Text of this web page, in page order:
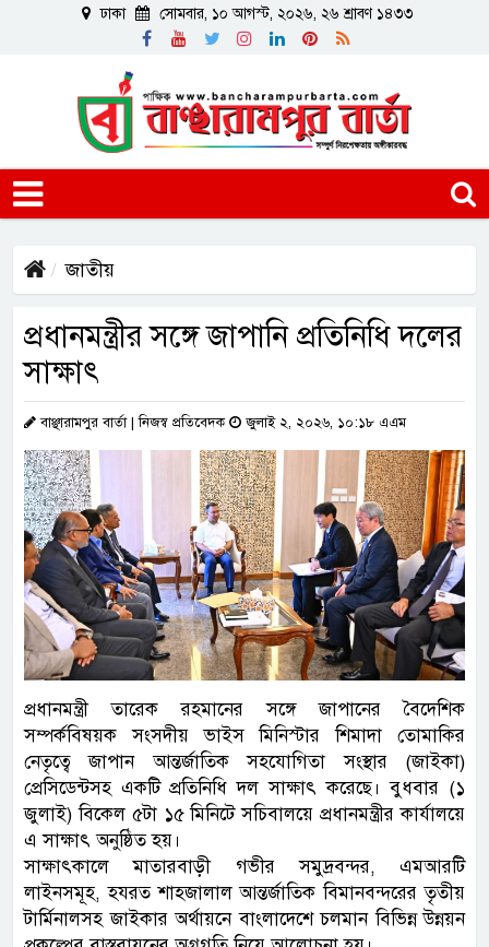
ঢাকা সোমবার, ১০ আগস্ট, ২০২৬, ২৬ শ্রাবণ ১৪৩৩
জাতীয়
প্রধানমন্ত্রীর সঙ্গে জাপানি প্রতিনিধি দলের
সাক্ষাৎ
বাঞ্ছারামপুর বার্তা | নিজস্ব প্রতিবেদক জুলাই ২, ২০২৬, ১০:১৮ এএম
প্রধানমন্ত্রী তারেক রহমানের সঙ্গে জাপানের বৈদেশিক
সম্পর্কবিষয়ক সংসদীয় ভাইস মিনিস্টার শিমাদা তোমাকির
নেতৃত্বে জাপান আন্তর্জাতিক সহযোগিতা সংস্থার (জাইকা)
প্রেসিডেন্টসহ একটি প্রতিনিধি দল সাক্ষাৎ করেছে। বুধবার (১
জুলাই) বিকেল ৫টা ১৫ মিনিটে সচিবালয়ে প্রধানমন্ত্রীর কার্যালয়ে
এ সাক্ষাৎ অনুষ্ঠিত হয়।
সাক্ষাৎকালে মাতারবাড়ী গভীর সমুদ্রবন্দর, এমআরটি
লাইনসমূহ, হযরত শাহজালাল আন্তর্জাতিক বিমানবন্দরের তৃতীয়
টার্মিনালসহ জাইকার অর্থায়নে বাংলাদেশে চলমান বিভিন্ন উন্নয়ন